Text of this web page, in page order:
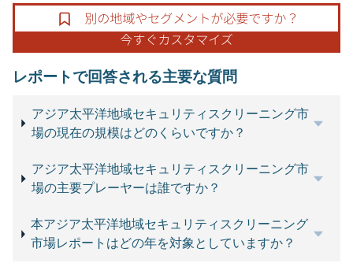
レポートで回答される主要な質問
アジア太平洋地域セキュリティスクリーニング市
場の現在の規模はどのくらいですか？
アジア太平洋地域セキュリティスクリーニング市
場の主要プレーヤーは誰ですか？
本アジア太平洋地域セキュリティスクリーニング
市場レポートはどの年を対象としていますか？